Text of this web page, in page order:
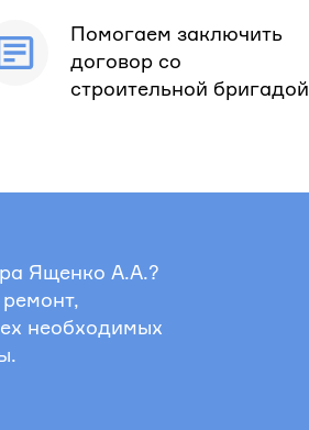
Помогаем заключить
договор со
строительной бригадой
Ященко А.А.?
необходимых